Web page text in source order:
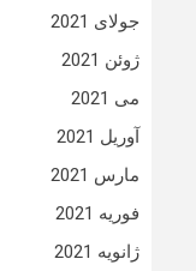
جولای 2021
ژوئن 2021
می 2021
آوریل 2021
مارس 2021
فوریه 2021
ژانویه 2021